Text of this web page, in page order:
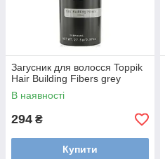
Загусник для волосся Toppik
Hair Building Fibers grey
В наявності
294 ₴
Купити